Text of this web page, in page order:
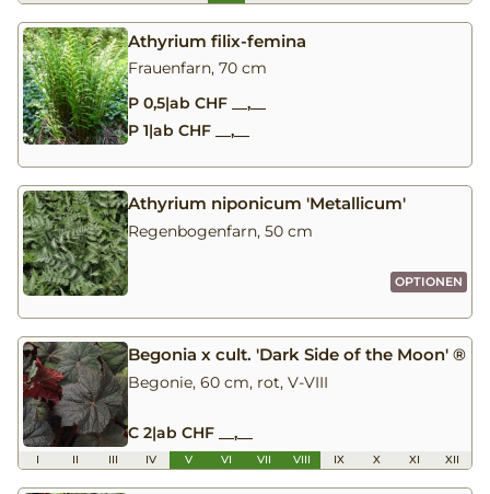
Athyrium filix-femina
Frauenfarn, 70 cm
P 0,5|ab CHF __,__
P 1|ab CHF __,__
Athyrium niponicum 'Metallicum'
Regenbogenfarn, 50 cm
OPTIONEN
Begonia x cult. 'Dark Side of the Moon' ®
Begonie, 60 cm, rot, V-VIII
C 2|ab CHF __,__
I II III IV V VI VII VIII IX X XI XII